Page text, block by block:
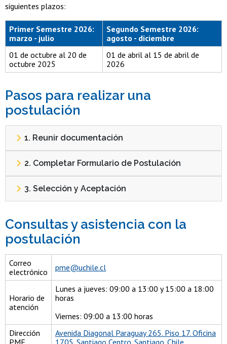
siguientes plazos:
Primer Semestre 2026:
marzo - julio
Segundo Semestre 2026:
agosto - diciembre
01 de octubre al 20 de
octubre 2025
01 de abril al 15 de abril de
2026
Pasos para realizar una
postulación
1. Reunir documentación
2. Completar Formulario de Postulación
3. Selección y Aceptación
Consultas y asistencia con la
postulación
Correo
electrónico
pme@uchile.cl
Horario de
atención
Lunes a jueves: 09:00 a 13:00 y 15:00 a 18:00
horas
Viernes: 09:00 a 13:00 horas
Dirección
Avenida Diagonal Paraguay 265. Piso 17. Oficina